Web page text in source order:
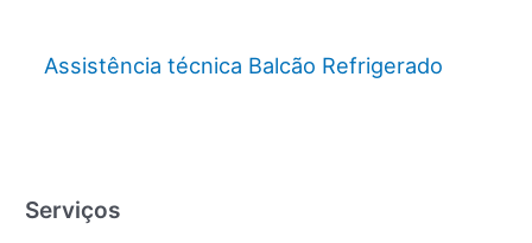
Assistência técnica Balcão Refrigerado
Serviços